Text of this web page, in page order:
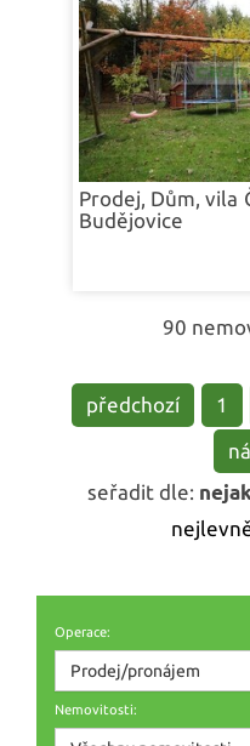
Prodej, Dům, vila
Budějovice
90
předchozí 1
seřadit dle:
Operace:
Prodej/pronájem
Nemovitosti: